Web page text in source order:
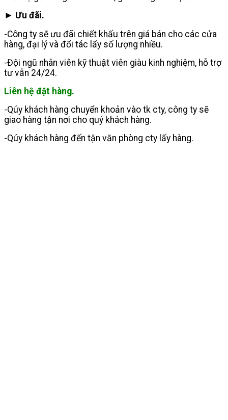
► Ưu đãi.
-Công ty sẽ ưu đãi chiết khấu trên giá bán cho các cửa
hàng, đại lý và đối tác lấy số lượng nhiều.
-Đội ngũ nhân viên kỹ thuật viên giàu kinh nghiệm, hỗ trợ
tư vẫn 24/24.
Liên hệ đặt hàng.
-Qúy khách hàng chuyển khoản vào tk cty, công ty sẽ
giao hàng tận nơi cho quý khách hàng.
-Qúy khách hàng đến tận văn phòng cty lấy hàng.